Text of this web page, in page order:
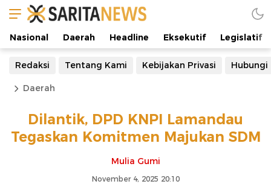
Nasional Daerah Headline Eksekutif Legislatif
Redaksi Tentang Kami Kebijakan Privasi Hubungi
Daerah
Dilantik, DPD KNPI Lamandau
Tegaskan Komitmen Majukan SDM
Mulia Gumi
November 4, 2025 20:10